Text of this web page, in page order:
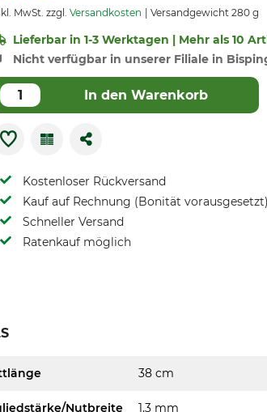
MwSt. zzgl. Versandkosten Versandgewicht 280 g
Lieferbar in 1-3 Werktagen | Mehr als 10
Nicht verfügbar in unserer Filiale in
In den Warenkorb
Kostenloser Rückversand
Kauf auf Rechnung (Bonität vorausgesetzt)
Schneller Versand
Ratenkauf möglich
38 cm
Nutbreite 1,3 mm